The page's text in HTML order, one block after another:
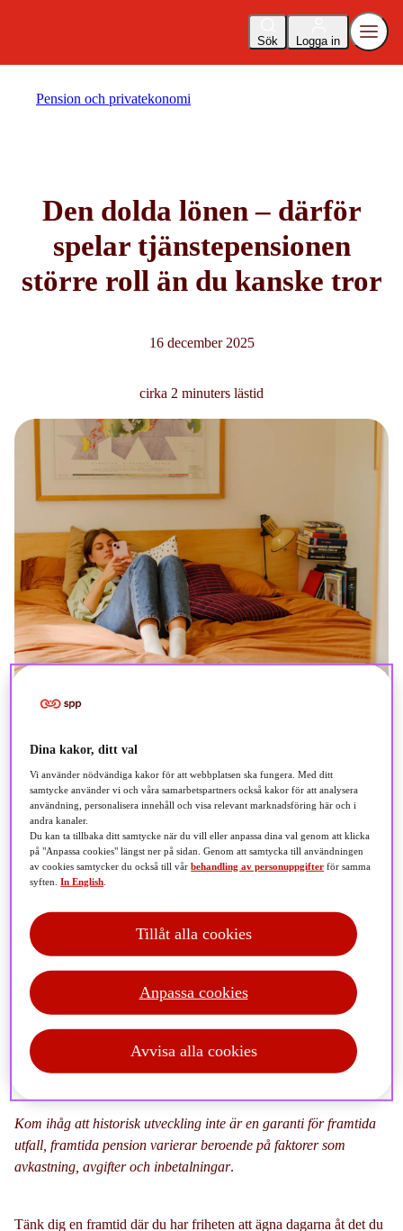
Sök Logga in
Pension och privatekonomi
Den dolda lönen – därför
spelar tjänstepensionen
större roll än du kanske tror
16 december 2025
cirka 2 minuters lästid
månad betalar många arbetsgivare även löpande in
pengar till ett sparande för dig. Ett som ofta pågår i det
tysta och som över tid kan bli en betydande del av din
framtida ekonomi och göra skillnad för dina drömmar:
Tjänstepensionen. Se här hur mycket pengar det kan
handla om.
Kom ihåg att historisk utveckling inte är en garanti för framtida
utfall, framtida pension varierar beroende på faktorer som
avkastning, avgifter och inbetalningar.
Tänk dig en framtid där du har friheten att ägna dagarna åt det du
Dina kakor, ditt val
Vi använder nödvändiga kakor för att webbplatsen ska fungera. Med ditt
samtycke använder vi och våra samarbetspartners också kakor för att analysera
användning, personalisera innehåll och visa relevant marknadsföring här och i
andra kanaler.
Du kan ta tillbaka ditt samtycke när du vill eller anpassa dina val genom att klicka
på "Anpassa cookies" längst ner på sidan. Genom att samtycka till användningen
av cookies samtycker du också till vårbehandling av personuppgifter för samma
syften.In English
Anpassa cookies
Avvisa alla cookies
Tillåt alla cookies